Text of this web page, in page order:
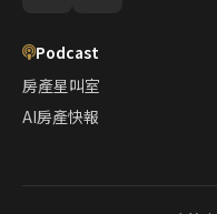
Podcast
房產星叫室
AI房產快報